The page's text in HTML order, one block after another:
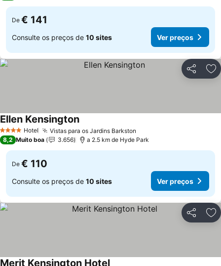
De € 141
Consulte os preços de 10 sites Ver preços
Partilhar
4 EstrelasHotel Vistas para os Jardins Barkston
Ellen Kensington
8,2 Muito boa 3.656 a 2.5 km de Hyde Park
De € 110
Consulte os preços de 10 sites Ver preços
Partilhar
Merit Kensington Hotel